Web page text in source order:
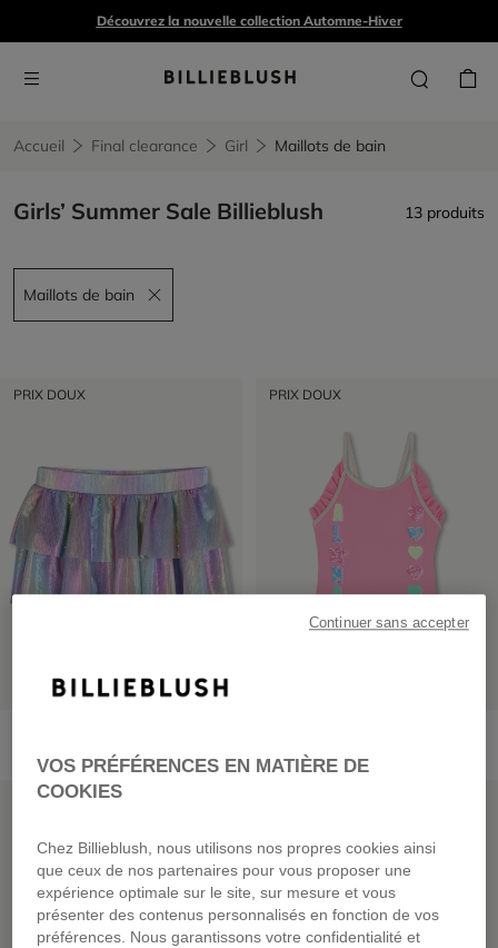
Découvrez la nouvelle collection Automne-Hiver
Accueil Final clearance Girl Maillots de bain
Girls’ Summer Sale Billieblush 13 produits
Maillots de bain
Remove filter Maillots de bain
PRIX DOUX PRIX DOUX
45,00 €
PRIX DOUX
VOS PRÉFÉRENCES EN MATIÈRE DE
COOKIES
Chez Billieblush, nous utilisons nos propres cookies ainsi
que ceux de nos partenaires pour vous proposer une
expérience optimale sur le site, sur mesure et vous
présenter des contenus personnalisés en fonction de vos
préférences. Nous garantissons votre confidentialité et
Continuer sans accepter